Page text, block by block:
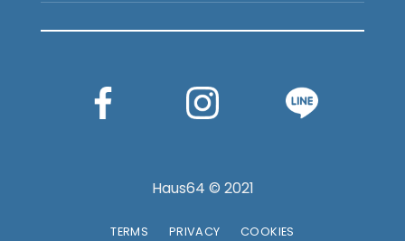
Haus64 © 2021
TERMS PRIVACY COOKIES